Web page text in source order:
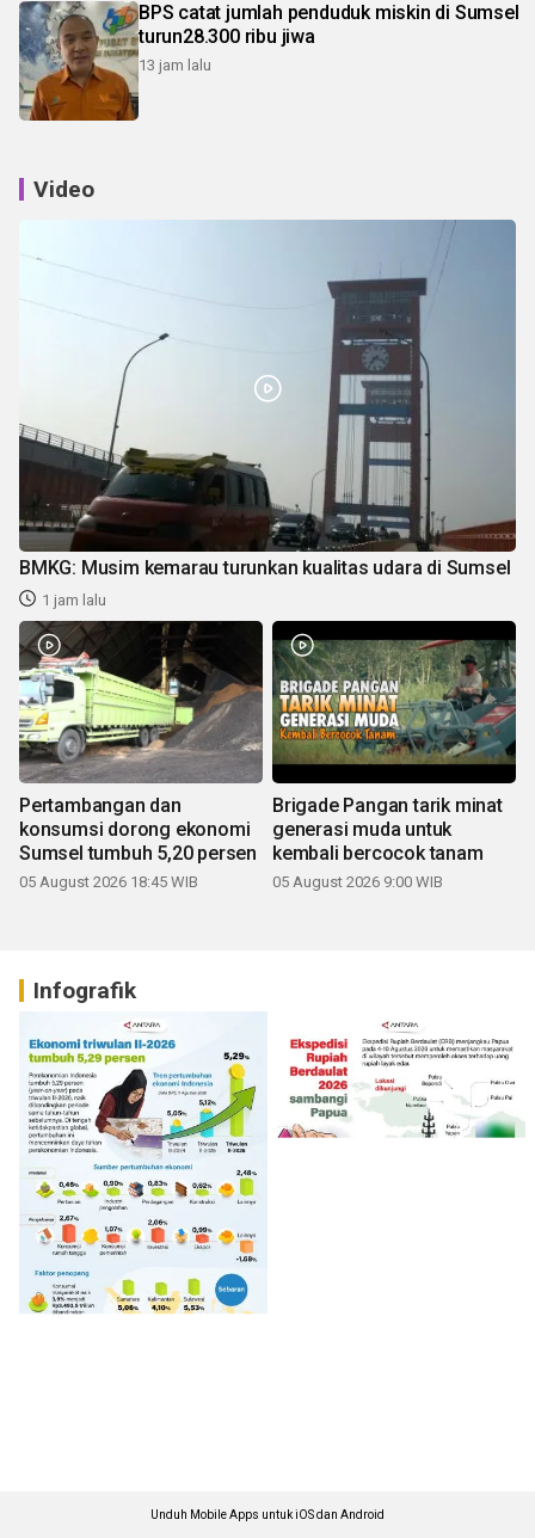
BPS catat jumlah penduduk miskin di Sumsel
turun28.300 ribu jiwa
13 jam lalu
Video
BMKG: Musim kemarau turunkan kualitas udara di Sumsel
1 jam lalu
Pertambangan dan
konsumsi dorong ekonomi
Sumsel tumbuh 5,20 persen
05 August 2026 18:45 WIB
Brigade Pangan tarik minat
generasi muda untuk
kembali bercocok tanam
05 August 2026 9:00 WIB
Infografik
Unduh Mobile Apps untuk iOS dan Android